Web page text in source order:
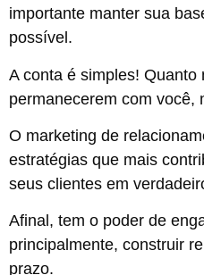
importante manter sua
possível.
A conta é simples!
permanecerem com você,
O marketing de
estratégias que mais
seus clientes em
Afinal, tem o poder de
principalmente, construir
prazo.